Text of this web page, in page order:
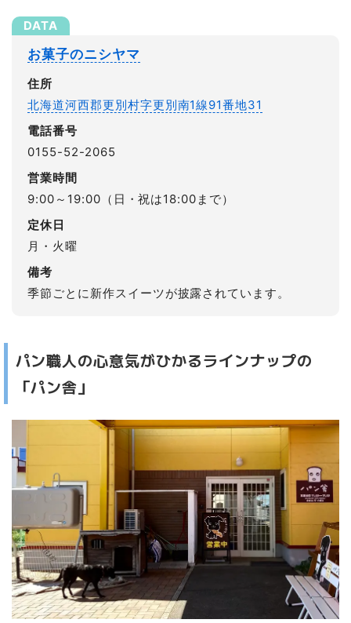
お菓子のニシヤマ
住所
北海道河西郡更別村字更別南1線91番地31
電話番号
0155-52-2065
営業時間
9:00～19:00（日・祝は18:00まで）
定休日
月・火曜
備考
季節ごとに新作スイーツが披露されています。
パン職人の心意気がひかるラインナップの
「パン舎」